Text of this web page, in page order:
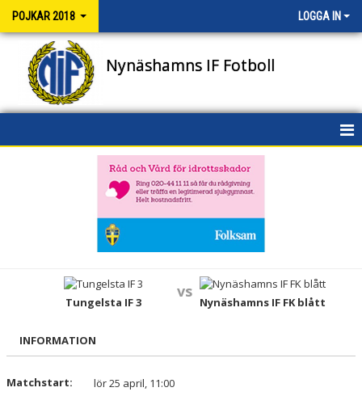
POJKAR 2018 LOGGA IN
Nynäshamns IF Fotboll
BILDGALLERI
Tungelsta IF 3
vs
Nynäshamns IF FK blått
INFORMATION
Matchstart:
lör 25 april, 11:00